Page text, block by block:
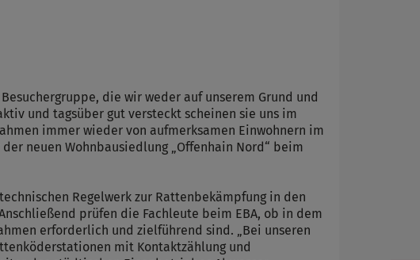
die wir weder auf unserem Grund und
und tagsüber gut versteckt scheinen sie uns im
immer wieder von aufmerksamen Einwohnern im
neuen Wohnbausiedlung „Offenhain Nord“ beim
Regelwerk zur Rattenbekämpfung in den
prüfen die Fachleute beim EBA, ob in dem
erforderlich und zielführend sind. „Bei unseren
mit Kontaktzählung und